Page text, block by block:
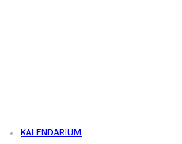
KALENDARIUM